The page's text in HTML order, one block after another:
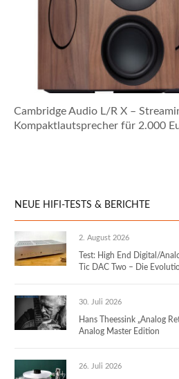
Cambridge Audio L/R X –
Kompaktlautsprecher für 2.000
NEUE HIFI-TESTS & BERICHTE
2. August 2026
Test: High End Digital/
Tic DAC Two – Die
30. Juli 2026
Hans Theessink „Analog
Analog Master Edition
26. Juli 2026